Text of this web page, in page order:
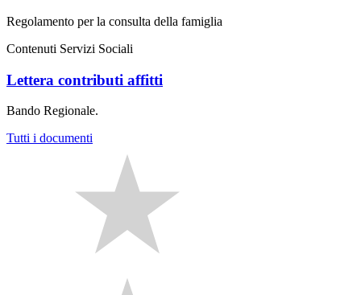
Regolamento per la consulta della famiglia
Contenuti Servizi Sociali
Lettera contributi affitti
Bando Regionale.
Tutti i documenti